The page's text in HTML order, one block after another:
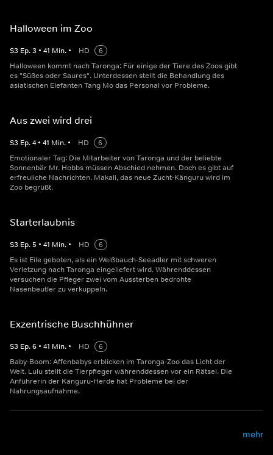
Halloween im Zoo
S3 Ep.3 • 41 Min. • HD
6
Halloween kommt nach Taronga: Für einige der Tiere des Zoos gibt
es "Süßes oder Saures". Unterdessen stellt die Behandlung des
asiatischen Elefanten Tang Mo das Personal vor Probleme.
Aus zwei wird drei
S3 Ep.4 • 41 Min. • HD
6
Emotionaler Tag: Die Mitarbeiter von Taronga und der beliebte
Sonnenbär Mr. Hobbs müssen Abschied nehmen. Doch es gibt auf
erfreuliche Nachrichten. Makali, das neue Zucht-Känguru wird im
Zoo begrüßt.
Starterlaubnis
S3 Ep.5 • 41 Min. • HD
6
Es ist Eile geboten, als ein Weißbauch-Seeadler mit schweren
Verletzung nach Taronga eingeliefert wird. Währenddessen
versuchen die Pfleger zwei vom Aussterben bedrohte
Nasenbeutler zu verkuppeln.
Exzentrische Buschhühner
S3 Ep.6 • 41 Min. • HD
6
Baby-Boom: Affenbabys erblicken im Taronga-Zoo das Licht der
Welt. Lulu stellt die Tierpfleger währenddessen vor ein Rätsel. Die
Anführerin der Känguru-Herde hat Probleme bei der
Nahrungsaufnahme.
mehr